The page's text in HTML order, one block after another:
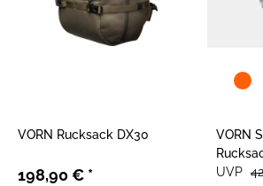
VORN Rucksack DX30
198,90 € *
VORN
UVP